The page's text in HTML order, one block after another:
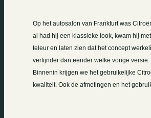
Op het autosalon van Frankfurt was
al had hij een klassieke look, kwam hij
teleur en laten zien dat het concept
verfijnder dan eender welke vorige
Binnenin krijgen we het gebruikelijke
kwaliteit. Ook de afmetingen en het